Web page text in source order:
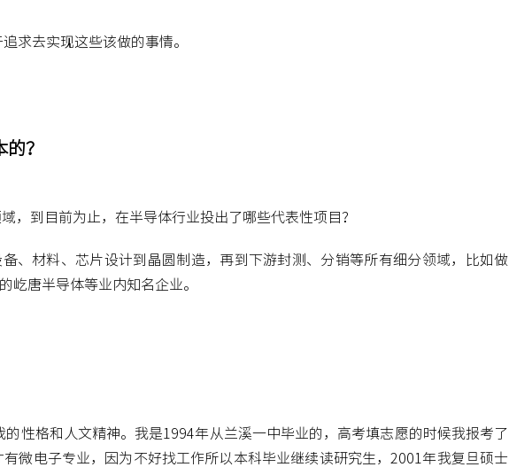
求去实现这些该做的事情。
？
，到目前为止，在半导体行业投出了哪些代表性项目？
、材料、芯片设计到晶圆制造，再到下游封测、分销等所有细分领域，比如做
屹唐半导体等业内知名企业。
性格和人文精神。我是1994年从兰溪一中毕业的，高考填志愿的时候我报考了
微电子专业，因为不好找工作所以本科毕业继续读研究生，2001年我复旦硕士